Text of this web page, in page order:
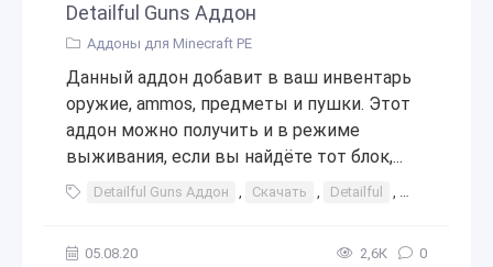
Detailful Guns Аддон
Аддоны для Minecraft PE
Данный аддон добавит в ваш инвентарь
оружие, ammos, предметы и пушки. Этот
аддон можно получить и в режиме
выживания, если вы найдёте тот блок,...
Detailful Guns Аддон , Скачать , Detailful , guns
05.08.20 2,6К 0